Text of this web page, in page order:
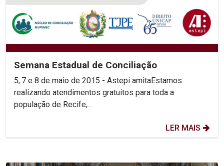
Semana Estadual de Conciliação
5,.7 e 8 de maio de 2015 - Astepi amitaEstamos
realizando atendimentos gratuitos para toda a
população de Recife,...
LER MAIS